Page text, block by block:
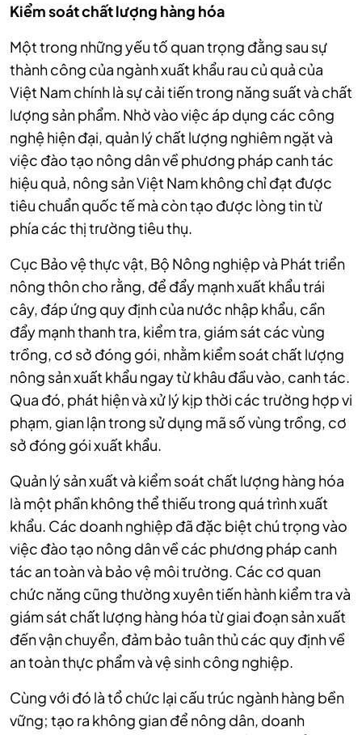
Kiểm soát chất lượng hàng hóa
Một trong những yếu tố quan trọng đằng sau sự
thành công của ngành xuất khẩu rau củ quả của
Việt Nam chính là sự cải tiến trong năng suất và chất
lượng sản phẩm. Nhờ vào việc áp dụng các công
nghệ hiện đại, quản lý chất lượng nghiêm ngặt và
việc đào tạo nông dân về phương pháp canh tác
hiệu quả, nông sản Việt Nam không chỉ đạt được
tiêu chuẩn quốc tế mà còn tạo được lòng tin từ
phía các thị trường tiêu thụ.
Cục Bảo vệ thực vật, Bộ Nông nghiệp và Phát triển
nông thôn cho rằng, để đẩy mạnh xuất khẩu trái
cây, đáp ứng quy định của nước nhập khẩu, cần
đẩy mạnh thanh tra, kiểm tra, giám sát các vùng
trồng, cơ sở đóng gói, nhằm kiểm soát chất lượng
nông sản xuất khẩu ngay từ khâu đầu vào, canh tác.
Qua đó, phát hiện và xử lý kịp thời các trường hợp vi
phạm, gian lận trong sử dụng mã số vùng trồng, cơ
sở đóng gói xuất khẩu.
Quản lý sản xuất và kiểm soát chất lượng hàng hóa
là một phần không thể thiếu trong quá trình xuất
khẩu. Các doanh nghiệp đã đặc biệt chú trọng vào
việc đào tạo nông dân về các phương pháp canh
tác an toàn và bảo vệ môi trường. Các cơ quan
chức năng cũng thường xuyên tiến hành kiểm tra và
giám sát chất lượng hàng hóa từ giai đoạn sản xuất
đến vận chuyển, đảm bảo tuân thủ các quy định về
an toàn thực phẩm và vệ sinh công nghiệp.
Cùng với đó là tổ chức lại cấu trúc ngành hàng bền
vững; tạo ra không gian để nông dân, doanh